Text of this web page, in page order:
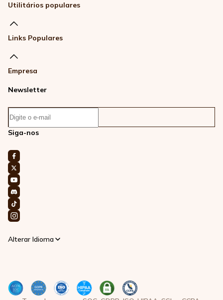
Utilitários populares
Links Populares
Empresa
Newsletter
Siga-nos
Alterar Idioma